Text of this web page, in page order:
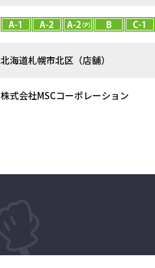
北海道札幌市北区（店舗）
株式会社MSCコーポレーション